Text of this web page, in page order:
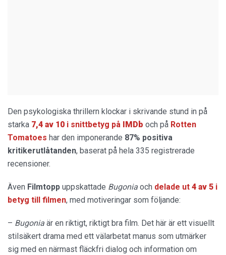
Den psykologiska thrillern klockar i skrivande stund in på
starka 7,4 av 10 i snittbetyg på IMDb och på Rotten
Tomatoes har den imponerande 87% positiva
kritikerutlåtanden, baserat på hela 335 registrerade
recensioner.
Även Filmtopp uppskattade Bugonia och delade ut 4 av 5 i
betyg till filmen, med motiveringar som följande:
– Bugonia är en riktigt, riktigt bra film. Det här är ett visuellt
stilsäkert drama med ett välarbetat manus som utmärker
sig med en närmast fläckfri dialog och information om